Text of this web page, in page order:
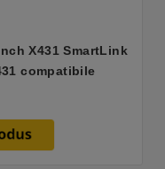
X431 SmartLink
compatibile